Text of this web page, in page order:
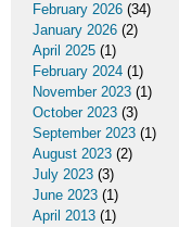
February 2026 (34)
January 2026 (2)
April 2025 (1)
February 2024 (1)
November 2023 (1)
October 2023 (3)
September 2023 (1)
August 2023 (2)
July 2023 (3)
June 2023 (1)
April 2013 (1)